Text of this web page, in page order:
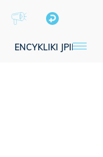
ENCYKLIKI JPII